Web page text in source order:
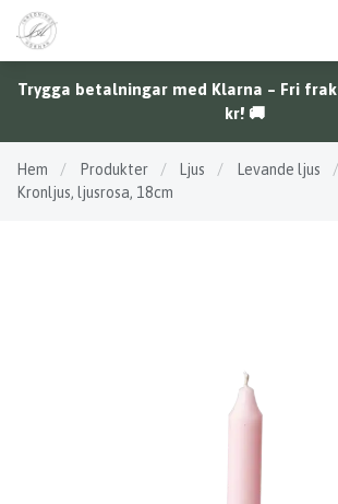
Trygga betalningar med Klarna – Fri
kr! 🚚
Hem / Produkter / Ljus / Levande ljus
/
Kronljus, ljusrosa, 18cm